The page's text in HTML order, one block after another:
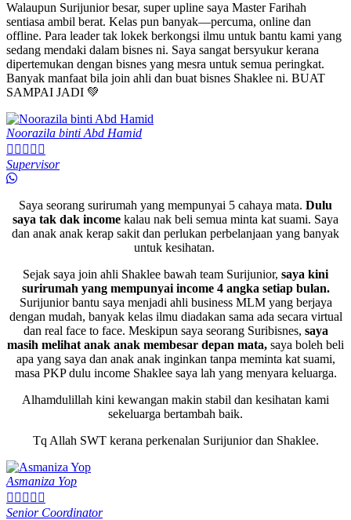
Walaupun Surijunior besar, super upline saya Master Farihah
sentiasa ambil berat. Kelas pun banyak—percuma, online dan
offline. Para leader tak lokek berkongsi ilmu untuk bantu kami yang
sedang mendaki dalam bisnes ni. Saya sangat bersyukur kerana
dipertemukan dengan bisnes yang mesra untuk semua peringkat.
Banyak manfaat bila join ahli dan buat bisnes Shaklee ni. BUAT
SAMPAI JADI 💚
Noorazila binti Abd Hamid
    
Supervisor
Saya seorang surirumah yang mempunyai 5 cahaya mata. Dulu
saya tak dak income kalau nak beli semua minta kat suami. Saya
dan anak anak kerap sakit dan perlukan perbelanjaan yang banyak
untuk kesihatan.
Sejak saya join ahli Shaklee bawah team Surijunior, saya kini
surirumah yang mempunyai income 4 angka setiap bulan.
Surijunior bantu saya menjadi ahli business MLM yang berjaya
dengan mudah, banyak kelas ilmu diadakan sama ada secara virtual
dan real face to face. Meskipun saya seorang Suribisnes, saya
masih melihat anak anak membesar depan mata, saya boleh beli
apa yang saya dan anak anak inginkan tanpa meminta kat suami,
masa PKP dulu income Shaklee saya lah yang menyara keluarga.
Alhamdulillah kini kewangan makin stabil dan kesihatan kami
sekeluarga bertambah baik.
Tq Allah SWT kerana perkenalan Surijunior dan Shaklee.
Asmaniza Yop
    
Senior Coordinator